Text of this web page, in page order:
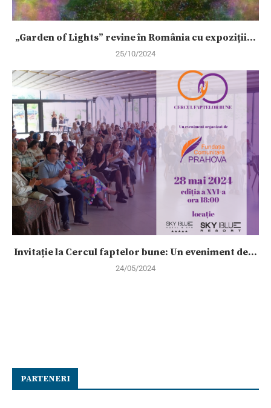
„Garden of Lights” revine în România cu expoziții...
25/10/2024
Invitație la Cercul faptelor bune: Un eveniment de...
24/05/2024
PARTENERI